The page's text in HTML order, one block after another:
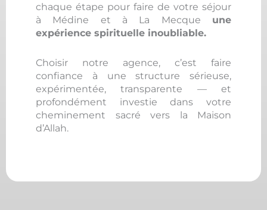
chaque étape pour faire de votre séjour
à Médine et à La Mecque une
expérience spirituelle inoubliable.
Choisir notre agence, c’est faire
confiance à une structure sérieuse,
expérimentée, transparente — et
profondément investie dans votre
cheminement sacré vers la Maison
d’Allah.